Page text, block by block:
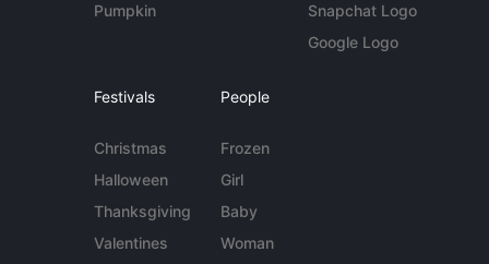
Pumpkin
Snapchat Logo
Google Logo
Festivals
Christmas
Halloween
Thanksgiving
Valentines
People
Frozen
Girl
Baby
Woman